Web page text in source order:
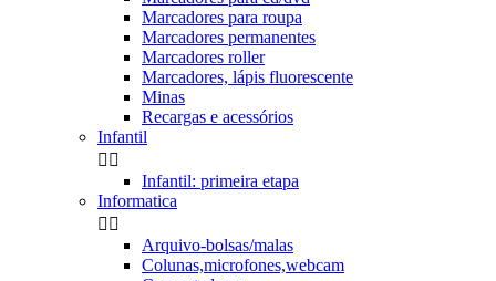
Marcadores para roupa
Marcadores permanentes
Marcadores roller
Marcadores, lápis fluorescente
Minas
Recargas e acessórios
Infantil
 
Infantil: primeira etapa
Informatica
 
Arquivo-bolsas/malas
Colunas,microfones,webcam